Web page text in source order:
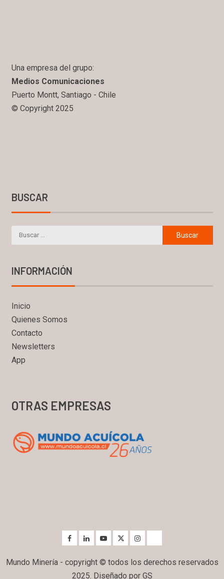
Una empresa del grupo:
Medios Comunicaciones
Puerto Montt, Santiago - Chile
© Copyright 2025
BUSCAR
INFORMACIÓN
Inicio
Quienes Somos
Contacto
Newsletters
App
OTRAS EMPRESAS
Mundo Minería - copyright © todos los derechos reservados
2025. Diseñado por GS